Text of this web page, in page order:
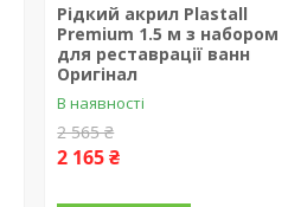
Рідкий акрил Plastall
Premium 1.5 м з набором
для реставрації ванн
Оригінал
В наявності
2 565 ₴
2 165 ₴